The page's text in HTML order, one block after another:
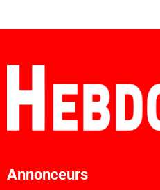
Annonceurs